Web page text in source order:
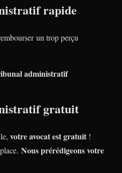
rapide
un trop perçu
administratif
gratuit
votre avocat est gratuit !
Nous prérédigeons votre